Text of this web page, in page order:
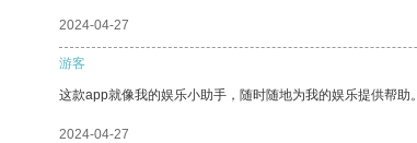
2024-04-27
游客
这款app就像我的娱乐小助手，随时随地为我的娱乐提供帮助。
2024-04-27